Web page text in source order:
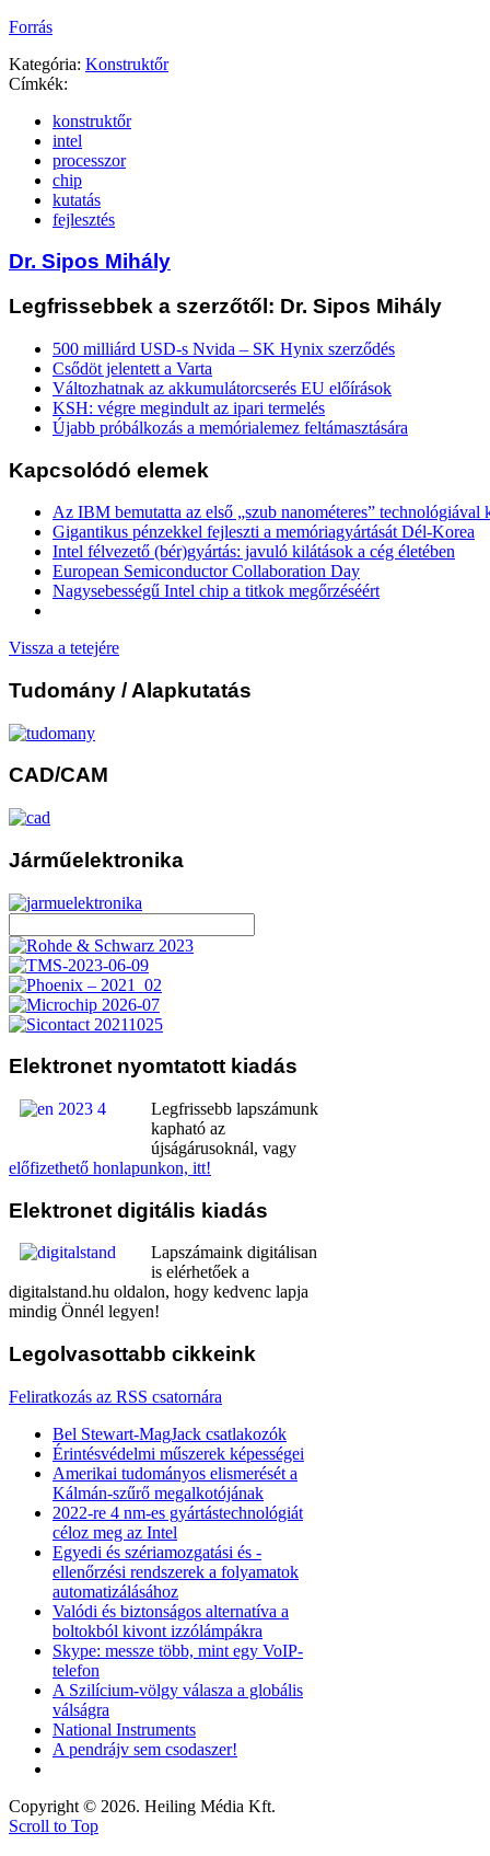
Forrás
Kategória: Konstruktőr
Címkék:
konstruktőr
intel
processzor
chip
kutatás
fejlesztés
Dr. Sipos Mihály
Legfrissebbek a szerzőtől: Dr. Sipos Mihály
500 milliárd USD-s Nvida – SK Hynix szerződés
Csődöt jelentett a Varta
Változhatnak az akkumulátorcserés EU előírások
KSH: végre megindult az ipari termelés
Újabb próbálkozás a memórialemez feltámasztására
Kapcsolódó elemek
Az IBM bemutatta az első „szub nanométeres” technológiával
Gigantikus pénzekkel fejleszti a memóriagyártását Dél-Korea
Intel félvezető (bér)gyártás: javuló kilátások a cég életében
European Semiconductor Collaboration Day
Nagysebességű Intel chip a titkok megőrzéséért
Vissza a tetejére
Tudomány / Alapkutatás
CAD/CAM
Járműelektronika
Elektronet nyomtatott kiadás
Legfrissebb lapszámunk
kapható az
újságárusoknál, vagy
előfizethető honlapunkon, itt!
Elektronet digitális kiadás
Lapszámaink digitálisan
is elérhetőek a
digitalstand.hu oldalon, hogy kedvenc lapja
mindig Önnél legyen!
Legolvasottabb cikkeink
Feliratkozás az RSS csatornára
Bel Stewart-MagJack csatlakozók
Érintésvédelmi műszerek képességei
Amerikai tudományos elismerését a
Kálmán-szűrő megalkotójának
2022-re 4 nm-es gyártástechnológiát
céloz meg az Intel
Egyedi és szériamozgatási és -
ellenőrzési rendszerek a folyamatok
automatizálásához
Valódi és biztonságos alternatíva a
boltokból kivont izzólámpákra
Skype: messze több, mint egy VoIP-
telefon
A Szilícium-völgy válasza a globális
válságra
National Instruments
A pendrájv sem csodaszer!
Copyright © 2026. Heiling Média Kft.
Scroll to Top